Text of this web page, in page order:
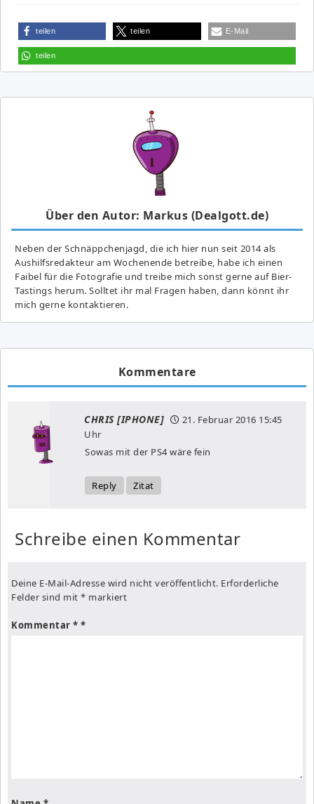
teilen teilen E-Mail
teilen
Über den Autor: Markus (Dealgott.de)
Neben der Schnäppchenjagd, die ich hier nun seit 2014 als
Aushilfsredakteur am Wochenende betreibe, habe ich einen
Faibel für die Fotografie und treibe mich sonst gerne auf Bier-
Tastings herum. Solltet ihr mal Fragen haben, dann könnt ihr
mich gerne kontaktieren.
Kommentare
CHRIS [IPHONE] 21. Februar 2016 15:45
Uhr
Sowas mit der PS4 wäre fein
Reply Zitat
Schreibe einen Kommentar
Deine E-Mail-Adresse wird nicht veröffentlicht. Erforderliche
Felder sind mit * markiert
Kommentar *